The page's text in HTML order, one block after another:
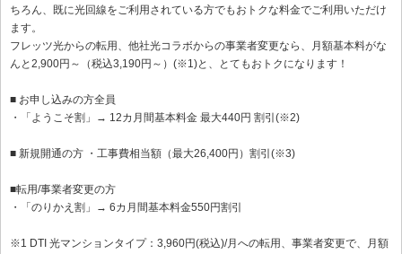
ちろん、既に光回線をご利用されている方でもおトクな料金でご利用いただけ
ます。
フレッツ光からの転用、他社光コラボからの事業者変更なら、月額基本料がな
んと2,900円～（税込3,190円～）(※1)と、とてもおトクになります！
■ お申し込みの方全員
・「ようこそ割」→ 12カ月間基本料金 最大440円 割引(※2)
■ 新規開通の方 ・工事費相当額（最大26,400円）割引(※3)
■転用/事業者変更の方
・「のりかえ割」→ 6カ月間基本料金550円割引
※1 DTI 光マンションタイプ：3,960円(税込)/月への転用、事業者変更で、月額